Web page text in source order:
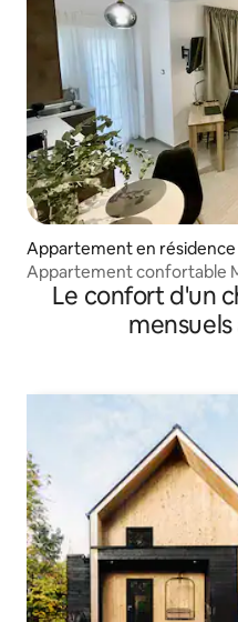
Appartement en résidence
Appartement confortable
Le confort d'un